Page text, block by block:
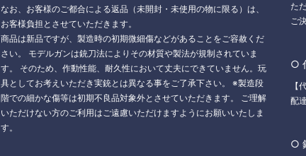
なお、お客様のご都合による返品（未開封・未使用の物に限る）は、
お客様負担とさせていただきます。
商品は新品ですが、製造時の初期微細傷などがあることをご容赦くだ
さい。 モデルガンは銃刀法によりその材質や製法が規制されていま
す。 そのため、作動性能、耐久性において丈夫にできていません。玩
具としてお考えいただき実銃とは異なる事をご了承下さい。 ※製造段
階での細かな傷等は初期不良品対象外とさせていただきます。 ご理解
いただけない方のご利用はご遠慮いただけますようにお願いいたしま
す。
た
ご
○
【
配
○